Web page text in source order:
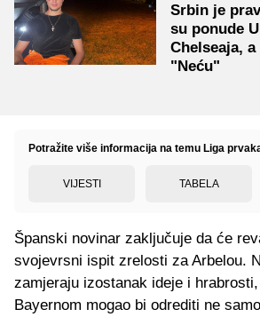
Srbin je
su ponude
Chelseaja,
"Neću"
Potražite više informacija na temu Liga
VIJESTI TABELA
Španski novinar zaključuje da će
svojevrsni ispit zrelosti za Arbelou.
zamjeraju izostanak ideje i
Bayernom mogao bi odrediti ne